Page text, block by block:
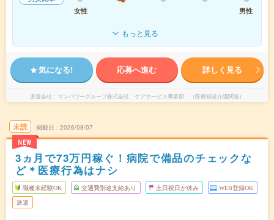
女性
男性
もっと見る
気になる! 応募へ進む 詳しく見る
派遣会社 マンパワーグループ株式会社 ケアサービス事業部 （医療福祉介護関連）
未読
NEW
掲載日 2026/08/07
3ヵ月で73万円稼ぐ！病院で備品のチェックな
ど＊医療行為はナシ
職種未経験OK 交通費別途支給あり 土日祝日が休み WEB登録OK
派遣